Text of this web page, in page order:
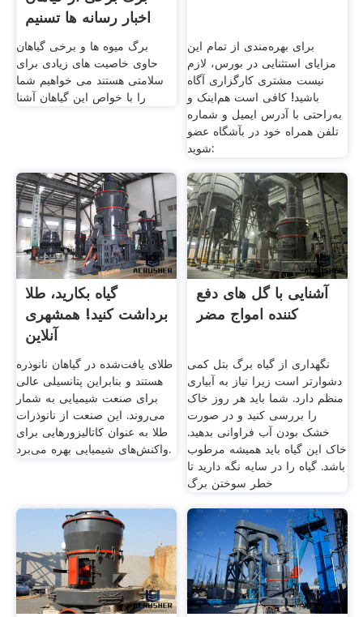
اخبار رسانه ها تسنیم
برگ میوه ها و برخی گیاهان
حاوی خاصیت های زیادی برای
سلامتی هستند می خواهیم شما
را با خواص این گیاهان آشنا
برای بهره‌مندی از تمام این
مزایای استثنایی در بورس، لازم
نیست مشتری کارگزاری آگاه
باشید! کافی است هم‌اینک و
به‌راحتی با آدرس ایمیل و شماره
تلفن همراه خود در بآشگاه عضو
شوید:
گیاه بکارید، طلا
برداشت کنید! همشهری
آنلاین
طلای یافت‌شده در گیاهان نانوذره
هستند و بنابراین پتانسیلی عالی
برای صنعت شیمیایی به شمار
می‌روند. این صنعت از نانوذرات
طلا به عنوان کاتالیزور‌هایی برای
واکنش‌های شیمیایی بهره می‌برد.
آشنایی با گل های دفع
کننده امواج مضر
نگهداری از گیاه برگ بتل کمی
دشوارتر است زیرا نیاز به آبیاری
منظم دارد. شما باید هر روز خاک
را بررسی کنید و در صورت
خشک بودن آب فراوانی بدهید.
خاک این گیاه باید همیشه مرطوب
باشد. گیاه را در سایه نگه دارید تا
خطر سوختن برگ